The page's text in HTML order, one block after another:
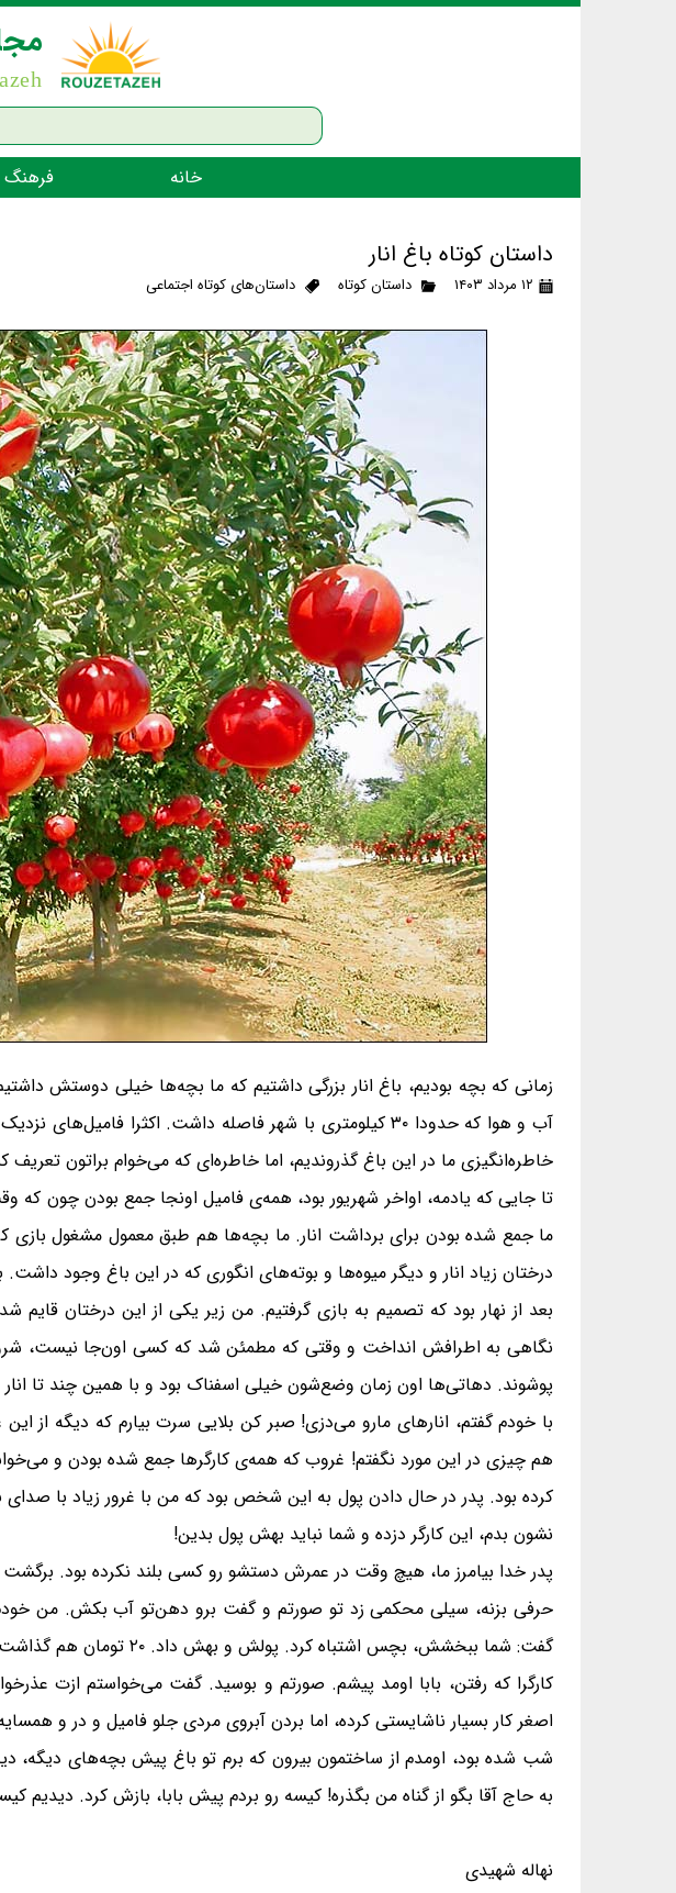
خانه فرهنگ
ضرب
شعر
زندگینامه‌ی
گفتاورد
داستان کوتاه باغ انار
۱۲ مرداد ۱۴۰۳ داستان کوتاه داستان‌های کوتاه اجتماعی
زمانی‌ که بچه بودیم، باغ انار بزرگی داشتیم که ما بچه‌ها خیلی دوستش
آب و هوا که حدودا ۳۰ کیلومتری با شهر فاصله داشت. اکثرا
خاطره‌انگیزی ما در این باغ گذروندیم، اما خاطره‌ای که می‌خوام براتون
ما جمع شده بودن برای برداشت انار. ما بچه‌ها هم طبق معمول مشغول بازی
درختان زیاد انار و دیگر میوه‌ها و بوته‌های انگوری که در این باغ وجود
بعد از نهار بود که تصمیم به بازی گرفتیم. من زیر یکی از این درختان
نگاهی به اطرافش انداخت و وقتی که مطمئن شد که کسی اون‌جا نیست،
پوشوند. دهاتی‌ها اون زمان وضع‌شون خیلی اسفناک بود و با همین چند تا
با خودم گفتم، انارهای مارو می‌دزی! صبر کن بلایی سرت بیارم که دیگه
هم چیزی در این مورد نگفتم! غروب که همه‌ی کارگرها جمع شده بودن و
کرده بود. پدر در حال دادن پول به این شخص بود که من با غرور زیاد با صدای
نشون بدم، این کارگر دزده و شما نباید بهش پول بدین!
پدر خدا بیامرز ما، هیچ وقت در عمرش دستشو رو کسی بلند نکرده بود.
حرفی بزنه، سیلی محکمی زد تو صورتم و گفت برو دهن‌تو آب بکش. من
گفت: شما ببخشش، بچس اشتباه کرد. پولش و بهش داد. ۲۰ تومان هم گذاشت روش، گفت اینم به‌خاطر زحمت اضافت! من گریه‌کنان رفتم تو اطاق، دیگم بیرون نیومدم!
کارگرا که رفتن، بابا اومد پیشم. صورتم و بوسید. گفت می‌خواستم ازت
اصغر کار بسیار ناشایستی کرده، اما بردن آبروی مردی جلو فامیل و در و
شب شده بود، اومدم از ساختمون بیرون که برم تو باغ پیش بچه‌های دیگه،
به حاج آقا بگو از گناه من بگذره! کیسه رو بردم پیش بابا، بازش کرد. دیدیم
نهاله شهیدی